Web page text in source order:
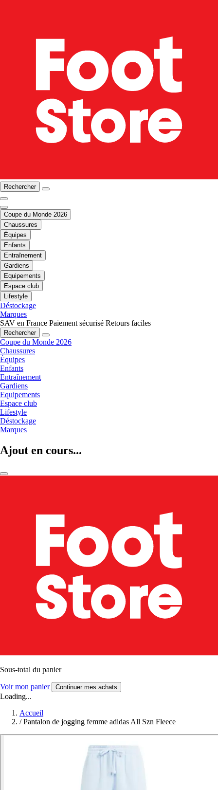
Rechercher
Coupe du Monde 2026
Chaussures
Équipes
Enfants
Entraînement
Gardiens
Equipements
Espace club
Lifestyle
Déstockage
Marques
SAV en France Paiement sécurisé Retours faciles
Rechercher
Coupe du Monde 2026
Chaussures
Équipes
Enfants
Entraînement
Gardiens
Equipements
Espace club
Lifestyle
Déstockage
Marques
Ajout en cours...
Sous-total du panier
Voir mon panier Continuer mes achats
Loading...
Accueil
/ Pantalon de jogging femme adidas All Szn Fleece